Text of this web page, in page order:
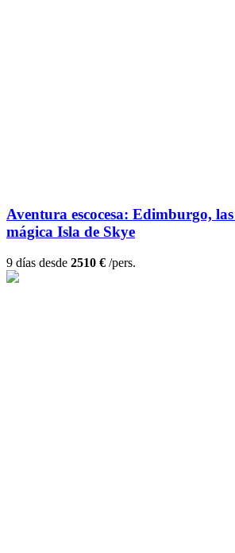
Aventura escocesa: Edimburgo,
mágica Isla de Skye
9 días desde 2510 € /pers.